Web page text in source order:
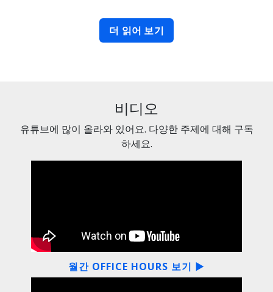
더 읽어 보기
비디오
유튜브에 많이 올라와 있어요. 다양한 주제에 대해 구독
하세요.
월간 OFFICE HOURS 보기 ▶